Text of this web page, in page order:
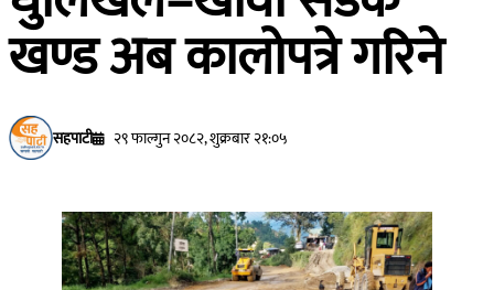
खण्ड अब कालोपत्रे गरिने
सहपाटी २९ फाल्गुन २०८२, शुक्रबार २१:०५